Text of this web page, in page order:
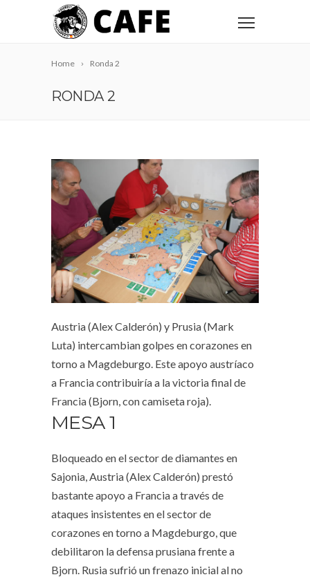
Home Ronda 2
RONDA 2
Austria (Alex Calderón) y Prusia (Mark
Luta) intercambian golpes en corazones en
torno a Magdeburgo. Este apoyo austríaco
a Francia contribuiría a la victoria final de
Francia (Bjorn, con camiseta roja).
MESA 1
Bloqueado en el sector de diamantes en
Sajonia, Austria (Alex Calderón) prestó
bastante apoyo a Francia a través de
ataques insistentes en el sector de
corazones en torno a Magdeburgo, que
debilitaron la defensa prusiana frente a
Bjorn. Rusia sufrió un frenazo inicial al no